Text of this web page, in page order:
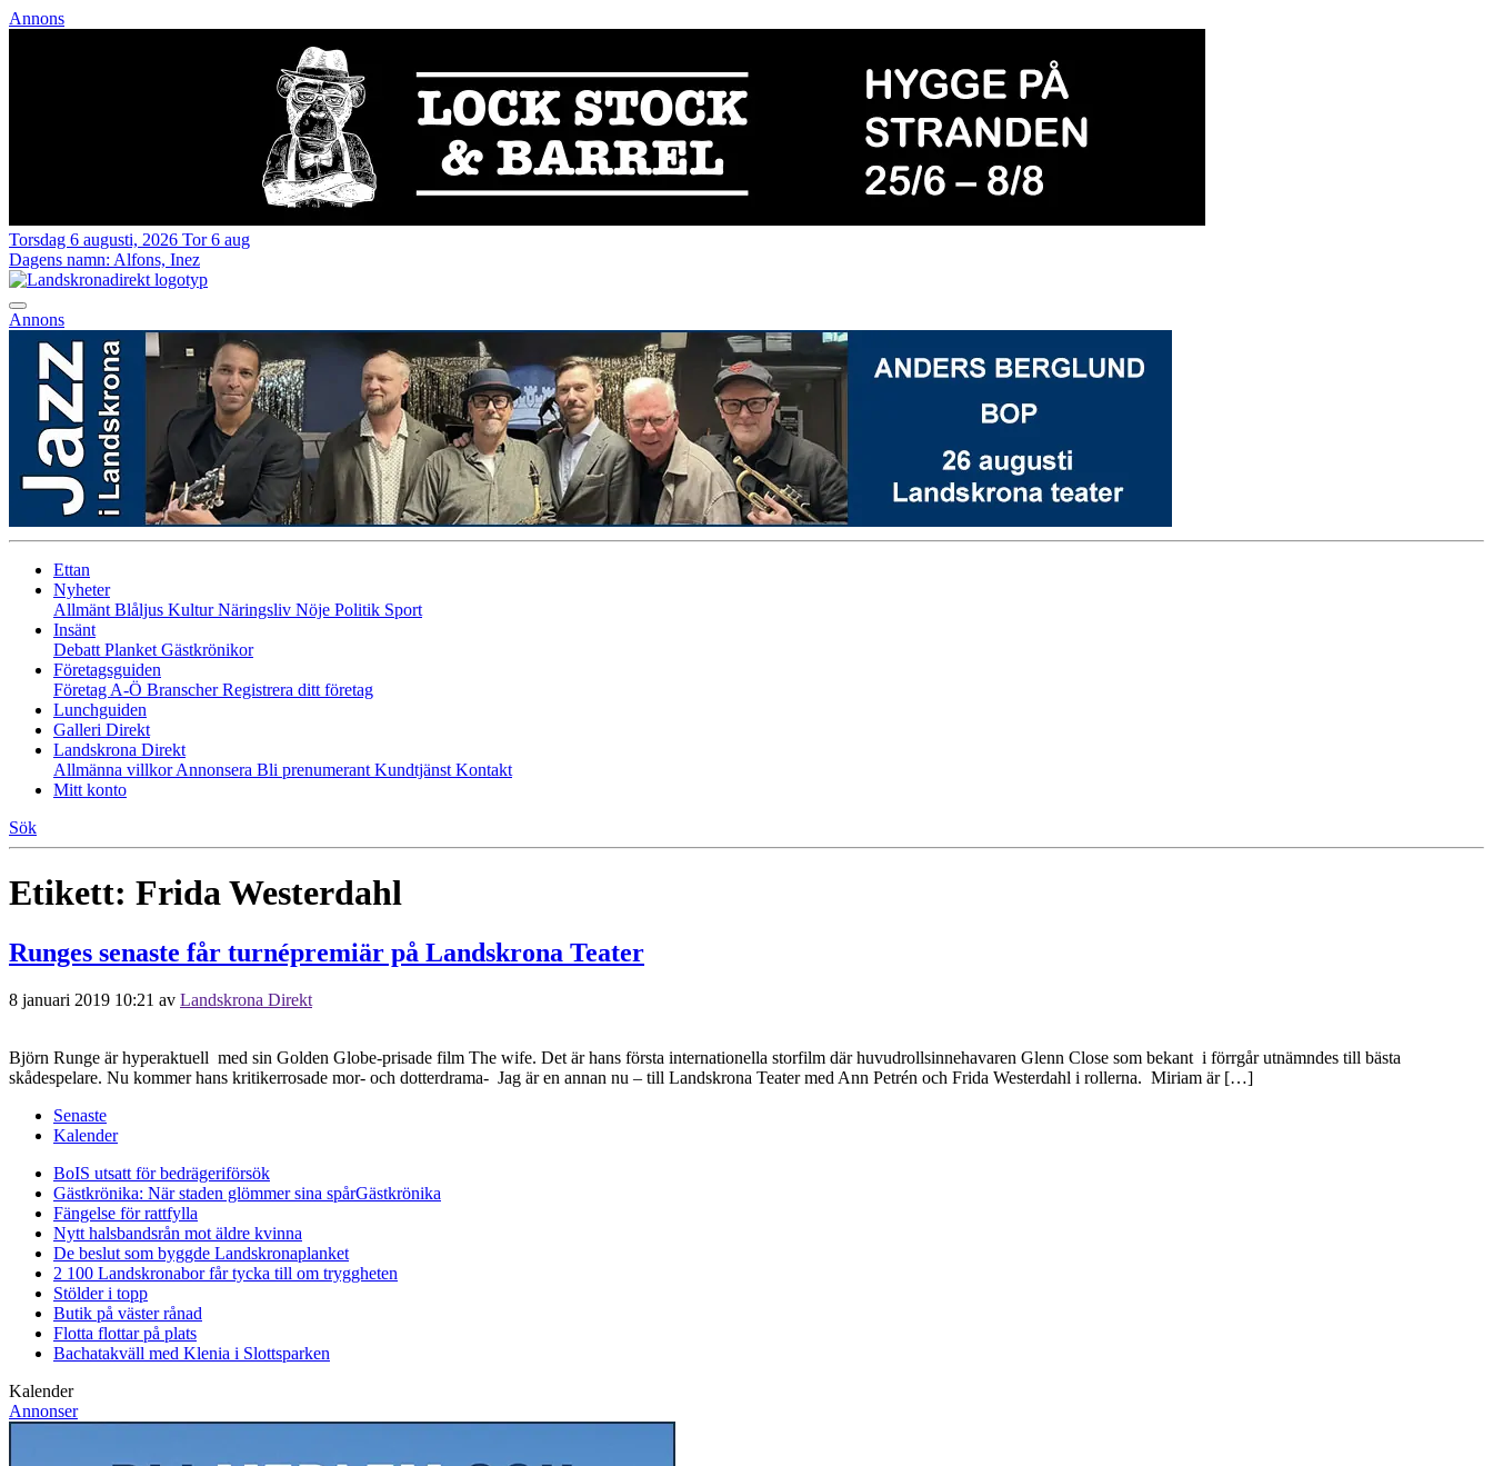
Annons
Torsdag 6 augusti, 2026 Tor 6 aug
Dagens namn: Alfons, Inez
Annons
Ettan
Nyheter
Allmänt Blåljus KulturNäringsliv Nöje Politik Sport
Insänt
Debatt Planket Gästkrönikor
Företagsguiden
Företag A-Ö BranscherRegistrera ditt företag
Lunchguiden
Galleri Direkt
Landskrona Direkt
Allmänna villkorAnnonsera Bli prenumerant Kundtjänst Kontakt
Mitt konto
Sök
Etikett: Frida Westerdahl
Runges senaste får turnépremiär på Landskrona Teater
8 januari 2019 10:21 av Landskrona Direkt
Björn Runge är hyperaktuell med sin Golden Globe-prisade film The wife. Det är hans första internationella storfilm där huvudrollsinnehavaren Glenn Close som bekant i förrgår utnämndes till bästa
skådespelare. Nu kommer hans kritikerrosade mor- och dotterdrama- Jag är en annan nu – till Landskrona Teater med Ann Petrén och Frida Westerdahl i rollerna. Miriam är […]
Senaste
Kalender
BoIS utsatt för bedrägeriförsök
Gästkrönika: När staden glömmer sina spårGästkrönika
Fängelse för rattfylla
Nytt halsbandsrån mot äldre kvinna
De beslut som byggde Landskronaplanket
2 100 Landskronabor får tycka till om tryggheten
Stölder i topp
Butik på väster rånad
Flotta flottar på plats
Bachatakväll med Klenia i Slottsparken
Kalender
Annonser